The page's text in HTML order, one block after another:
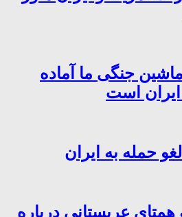
جنگی ما آماده
است
حمله به ایران
عربستانی درباره